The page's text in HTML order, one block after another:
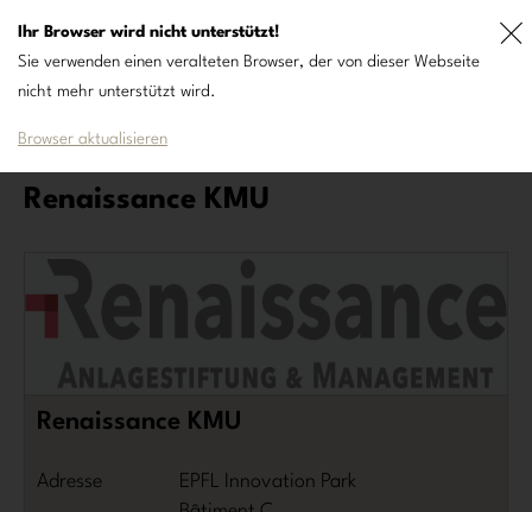
DEFR
Renaissance KMU
Renaissance KMU
Adresse
EPFL Innovation Park
Ihr Browser wird nicht unterstützt!
Sie verwenden einen veralteten Browser, der von dieser Webseite
nicht mehr unterstützt wird.
Browser aktualisieren